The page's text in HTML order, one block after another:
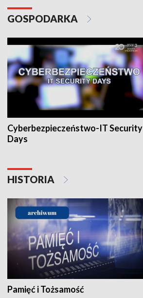
GOSPODARKA
Cyberbezpieczeństwo-IT Security
Days
HISTORIA
Pamięć i Tożsamość